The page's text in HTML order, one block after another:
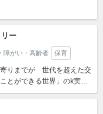
ー
障がい・高齢者 保育
寄りまでが 世代を超えた交
とができる世界」のk実現
ミッション：「...